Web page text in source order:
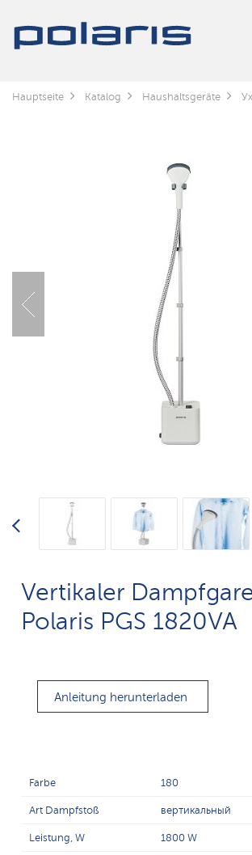
Hauptseite Katalog Haushaltsgeräte
Vertikaler
Polaris PGS 1820VA
Anleitung herunterladen
Farbe 180
Art Dampfstoß вертикальный
Leistung, W 1800 W